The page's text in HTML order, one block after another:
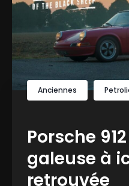
Anciennes
Porsche
galeuse à
retrouvée